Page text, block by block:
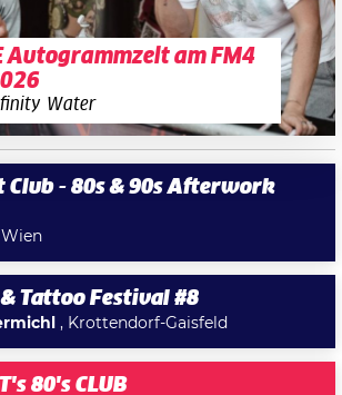
Autogrammzelt am FM4
Water
Club - 80s & 90s Afterwork
Wien
Tattoo Festival #8
, Krottendorf-Gaisfeld
80's CLUB